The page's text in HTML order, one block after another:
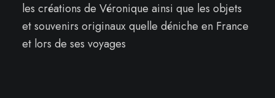
les créations de Véronique ainsi que les objets
et souvenirs originaux quelle déniche en France
et lors de ses voyages